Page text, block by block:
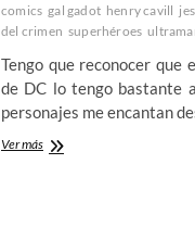
comics gal gadot henry cavill
del crimen superhéroes
Tengo que reconocer que
de DC lo tengo bastante
personajes me encantan
Ver másOwlman